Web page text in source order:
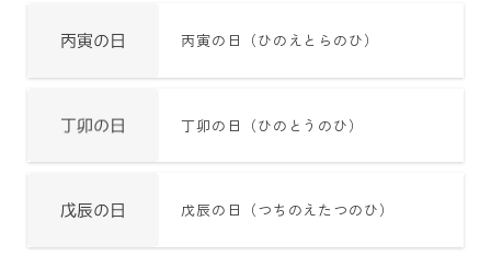
丙寅の日（ひのえとらのひ）
丁卯の日（ひのとうのひ）
戊辰の日（つちのえたつのひ）